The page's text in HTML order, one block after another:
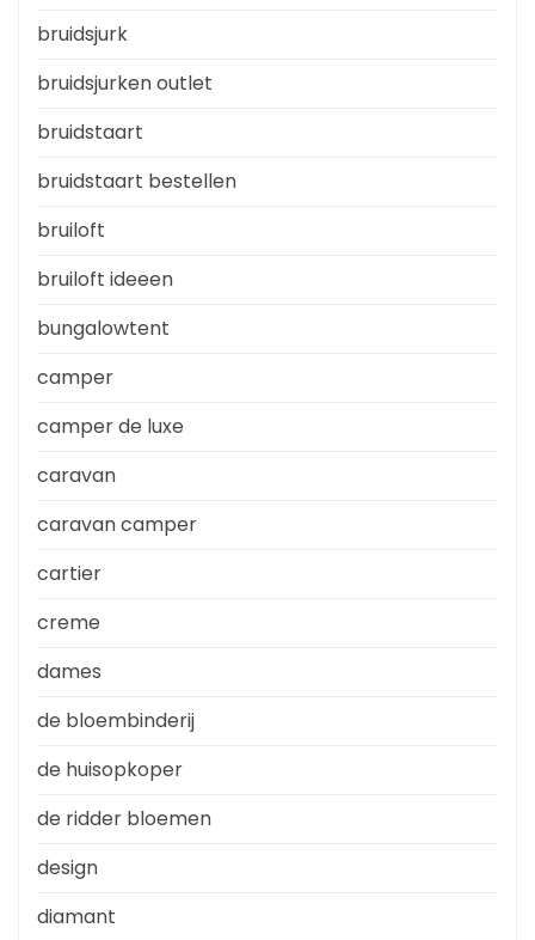
bruidsjurk
bruidsjurken outlet
bruidstaart
bruidstaart bestellen
bruiloft
bruiloft ideeen
bungalowtent
camper
camper de luxe
caravan
caravan camper
cartier
creme
dames
de bloembinderij
de huisopkoper
de ridder bloemen
design
diamant